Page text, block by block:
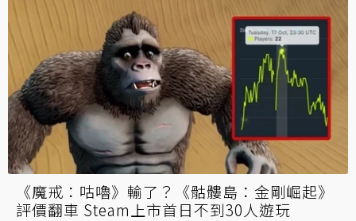
《魔戒：咕嚕》輸了？《骷髏島：金剛崛起》
評價翻車 Steam上市首日不到30人遊玩